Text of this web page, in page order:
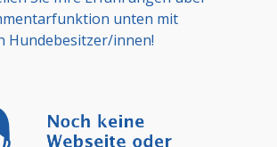
unten mit
Hundebesitzer/innen!